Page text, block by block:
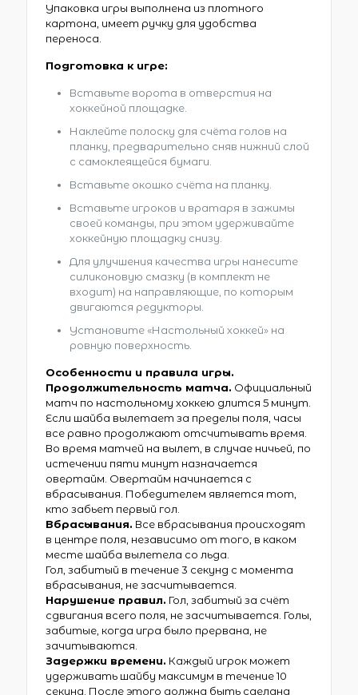
Упаковка игры выполнена из плотного
картона, имеет ручку для удобства
переноса.
Подготовка к игре:
Вставьте ворота в отверстия на
хоккейной площадке.
Наклейте полоску для счёта голов на
планку, предварительно сняв нижний слой
с самоклеящейся бумаги.
Вставьте окошко счёта на планку.
Вставьте игроков и вратаря в зажимы
своей команды, при этом удерживайте
хоккейную площадку снизу.
Для улучшения качества игры нанесите
силиконовую смазку (в комплект не
входит) на направляющие, по которым
двигаются редукторы.
Установите «Настольный хоккей» на
ровную поверхность.
Особенности и правила игры.
Продолжительность матча. Официальный
матч по настольному хоккею длится 5 минут.
Если шайба вылетает за пределы поля, часы
все равно продолжают отсчитывать время.
Во время матчей на вылет, в случае ничьей, по
истечении пяти минут назначается
овертайм. Овертайм начинается с
вбрасывания. Победителем является тот,
кто забьет первый гол.
Вбрасывания. Все вбрасывания происходят
в центре поля, независимо от того, в каком
месте шайба вылетела со льда.
Гол, забитый в течение 3 секунд с момента
вбрасывания, не засчитывается.
Нарушение правил. Гол, забитый за счёт
сдвигания всего поля, не засчитывается. Голы,
забитые, когда игра было прервана, не
зачитываются.
Задержки времени. Каждый игрок может
удерживать шайбу максимум в течение 10
секунд. После этого должна быть сделана